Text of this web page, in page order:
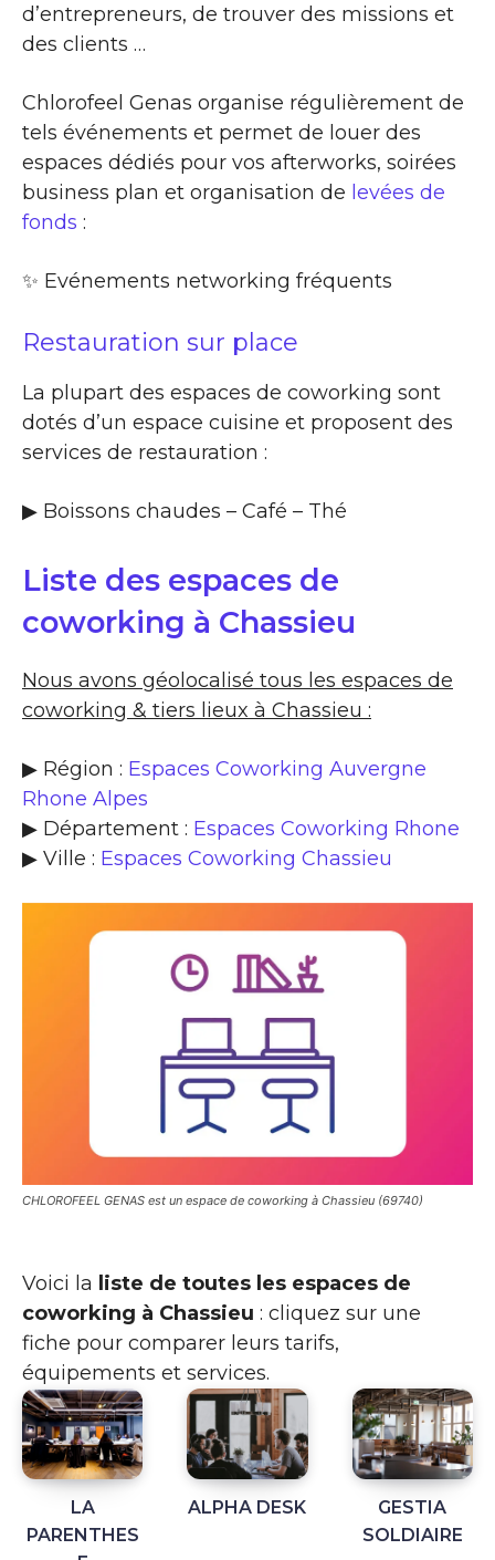
d’entrepreneurs, de trouver des missions et
des clients …
Chlorofeel Genas organise régulièrement de
tels événements et permet de louer des
espaces dédiés pour vos afterworks, soirées
business plan et organisation de levées de
fonds :
✨​ Evénements networking fréquents
Restauration sur place
La plupart des espaces de coworking sont
dotés d’un espace cuisine et proposent des
services de restauration :
▶​ Boissons chaudes – Café – Thé
Liste des espaces de
coworking à Chassieu
Nous avons géolocalisé tous les espaces de
coworking & tiers lieux à Chassieu :
▶ Région : Espaces Coworking Auvergne
Rhone Alpes
▶ Département : Espaces Coworking Rhone
▶ Ville : Espaces Coworking Chassieu
CHLOROFEEL GENAS est un espace de coworking à Chassieu (69740)
Voici la liste de toutes les espaces de
coworking à Chassieu : cliquez sur une
fiche pour comparer leurs tarifs,
équipements et services.
LA
PARENTHES
ALPHA DESK
GESTIA
SOLDIAIRE